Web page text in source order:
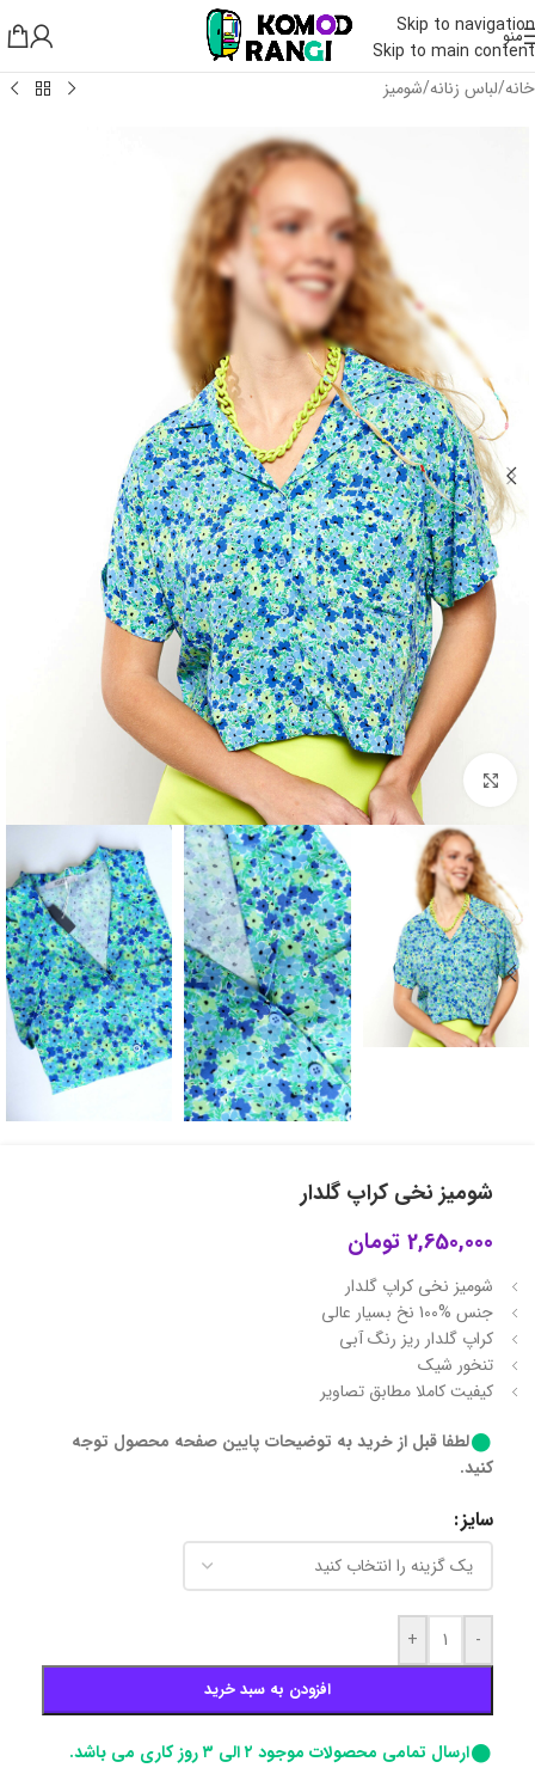
Skip to navigation
Skip to main content
منو
خانه/لباس زنانه/شومیز
برای بزرگنمایی کلیک کنید
شومیز نخی کراپ گلدار
2,650,000 تومان
شومیز نخی کراپ گلدار
جنس %100 نخ بسیار عالی
کراپ گلدار ریز رنگ آبی
تنخور شیک
کیفیت کاملا مطابق تصاویر
لطفا قبل از خرید به توضیحات پایین صفحه محصول توجه
کنید.
سایز
-
+
افزودن به سبد خرید
ارسال تمامی محصولات موجود ۲ الی ۳ روز کاری می باشد.